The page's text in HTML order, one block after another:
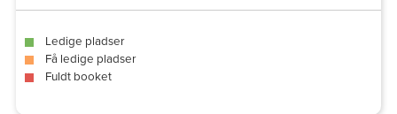
Ledige pladser
Få ledige pladser
Fuldt booket